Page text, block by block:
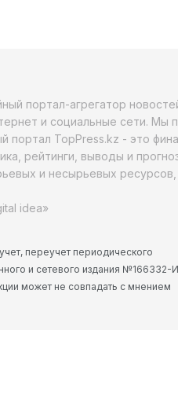
портал-агрегатор
и социальные сети. Мы
портал TopPress.kz - это
рейтинги, выводы и
и несырьевых
idea»
переучет периодического
и сетевого издания №166332-
может не совпадать с мнением